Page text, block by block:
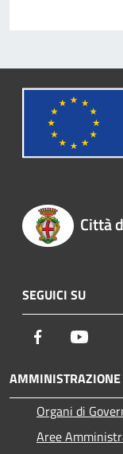
Città
SEGUICI SU
Facebook
AMMINISTRAZIONE
Organi di
Aree